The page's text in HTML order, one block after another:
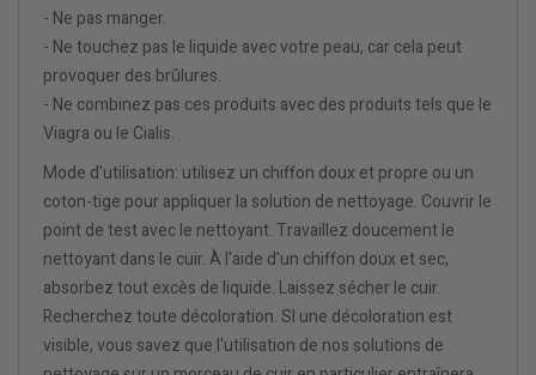
- Ne pas manger.
- Ne touchez pas le liquide avec votre peau, car cela peut
provoquer des brûlures.
- Ne combinez pas ces produits avec des produits tels que le
Viagra ou le Cialis.
Mode d'utilisation: utilisez un chiffon doux et propre ou un
coton-tige pour appliquer la solution de nettoyage. Couvrir le
point de test avec le nettoyant. Travaillez doucement le
nettoyant dans le cuir. À l'aide d'un chiffon doux et sec,
absorbez tout excès de liquide. Laissez sécher le cuir.
Recherchez toute décoloration. SI une décoloration est
visible, vous savez que l'utilisation de nos solutions de